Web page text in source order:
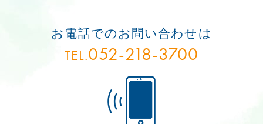
お電話でのお問い合わせは
TEL.052-218-3700